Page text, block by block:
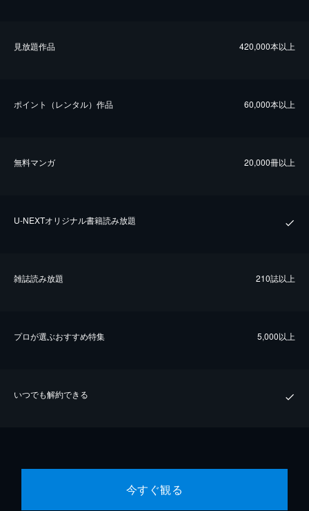
⾒放題作品 420,000本以上
ポイント（レンタル）作品 60,000本以上
無料マンガ 20,000冊以上
U-NEXTオリジナル書籍読み放題
雑誌読み放題 210誌以上
プロが選ぶおすすめ特集 5,000以上
いつでも解約できる
今すぐ観る